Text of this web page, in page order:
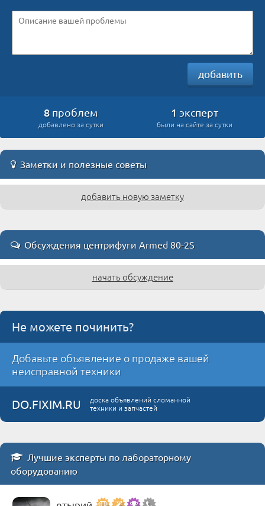
добавить
8 проблем
добавлено за сутки
1 эксперт
были на сайте за сутки
Заметки и полезные советы
добавить новую заметку
Обсуждения центрифуги Armed 80-2S
начать обсуждение
Не можете починить?
Добавьте объявление о продаже вашей
неисправной техники
DO.FIXIM.RU
доска объявлений сломанной
техники и запчастей
Лучшие эксперты по лабораторному
оборудованию